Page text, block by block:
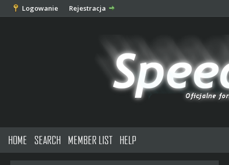
Logowanie Rejestracja
HOME SEARCH MEMBER LIST HELP